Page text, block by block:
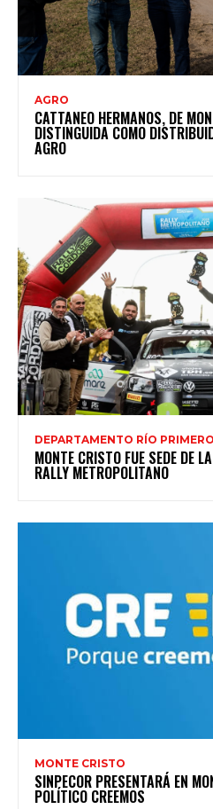
AGRO
CATTANEO HERMANOS, DE
DISTINGUIDA COMO
AGRO
DEPARTAMENTO RÍO PRIMERO
MONTE CRISTO FUE SEDE DE
RALLY METROPOLITANO
MONTE CRISTO
SINPECOR PRESENTARÁ EN
POLÍTICO CREEMOS